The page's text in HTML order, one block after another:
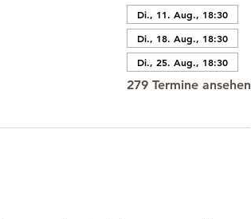
Di., 11. Aug., 18:30
Di., 18. Aug., 18:30
Di., 25. Aug., 18:30
279 Termine ansehen